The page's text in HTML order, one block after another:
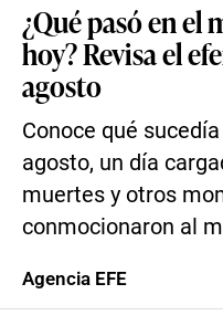
¿Qué pasó en
hoy? Revisa el
agosto
Conoce qué
agosto, un día
muertes y otros
conmocionaron al
Agencia EFE